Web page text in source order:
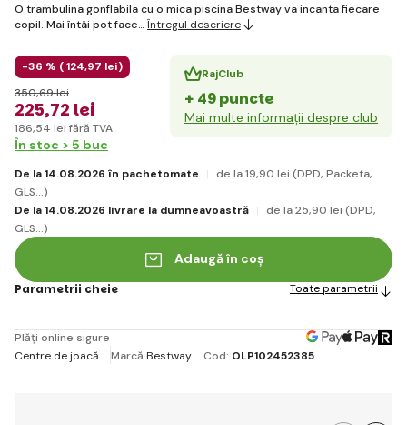
O trambulina gonflabila cu o mica piscina Bestway va incanta fiecare
copil. Mai întâi pot face… Întregul descriere
-36 % (124,97 lei)
225,72 lei
350,69 lei
186,54 lei fără TVA
RajClub
+ 49 puncte
Mai multe informații despre club
În stoc > 5 buc
De la 14.08.2026 în pachetomate de la 19,90 lei (DPD, Packeta,
GLS...)
De la 14.08.2026 livrare la dumneavoastră
de la 25,90 lei (DPD,
GLS...)
Adaugă în coș
Parametrii cheie Toate parametrii
Plăți online sigure
Centre de joacă
Marcă Bestway Cod: OLP102452385